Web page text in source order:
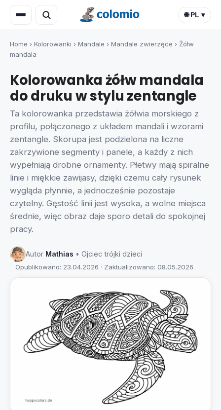
🌐 PL ▾
Home › Kolorowanki › Mandale › Mandale zwierzęce › Żółw
mandala
Kolorowanka żółw mandala
do druku w stylu zentangle
Ta kolorowanka przedstawia żółwia morskiego z
profilu, połączonego z układem mandali i wzorami
zentangle. Skorupa jest podzielona na liczne
zakrzywione segmenty i panele, a każdy z nich
wypełniają drobne ornamenty. Płetwy mają spiralne
linie i miękkie zawijasy, dzięki czemu cały rysunek
wygląda płynnie, a jednocześnie pozostaje
czytelny. Gęstość linii jest wysoka, a wolne miejsca
średnie, więc obraz daje sporo detali do spokojnej
pracy.
Autor Mathias • Ojciec trójki dzieci
Opublikowano: 23.04.2026 · Zaktualizowano: 08.05.2026